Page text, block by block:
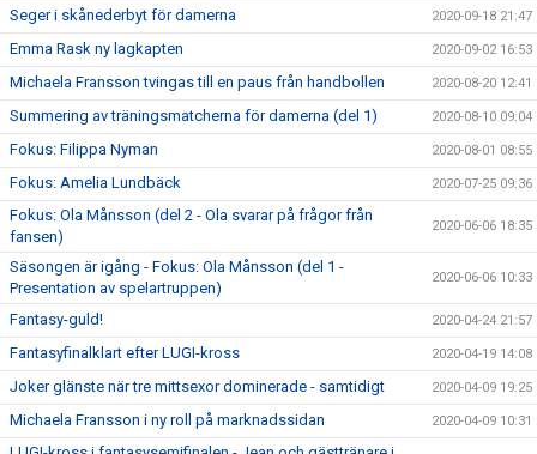
Seger i skånederbyt för damerna 2020-09-18 21:47
Emma Rask ny lagkapten 2020-09-02 16:53
Michaela Fransson tvingas till en paus från handbollen 2020-08-20 12:41
Summering av träningsmatcherna för damerna (del 1) 2020-08-10 09:04
Fokus: Filippa Nyman 2020-08-01 08:55
Fokus: Amelia Lundbäck 2020-07-25 09:36
Fokus: Ola Månsson (del 2 - Ola svarar på frågor från
fansen)
2020-06-06 18:35
Säsongen är igång - Fokus: Ola Månsson (del 1 -
Presentation av spelartruppen)
2020-06-06 10:33
Fantasy-guld! 2020-04-24 21:57
Fantasyfinalklart efter LUGI-kross 2020-04-19 14:08
Joker glänste när tre mittsexor dominerade - samtidigt 2020-04-09 19:25
Michaela Fransson i ny roll på marknadssidan 2020-04-09 10:31